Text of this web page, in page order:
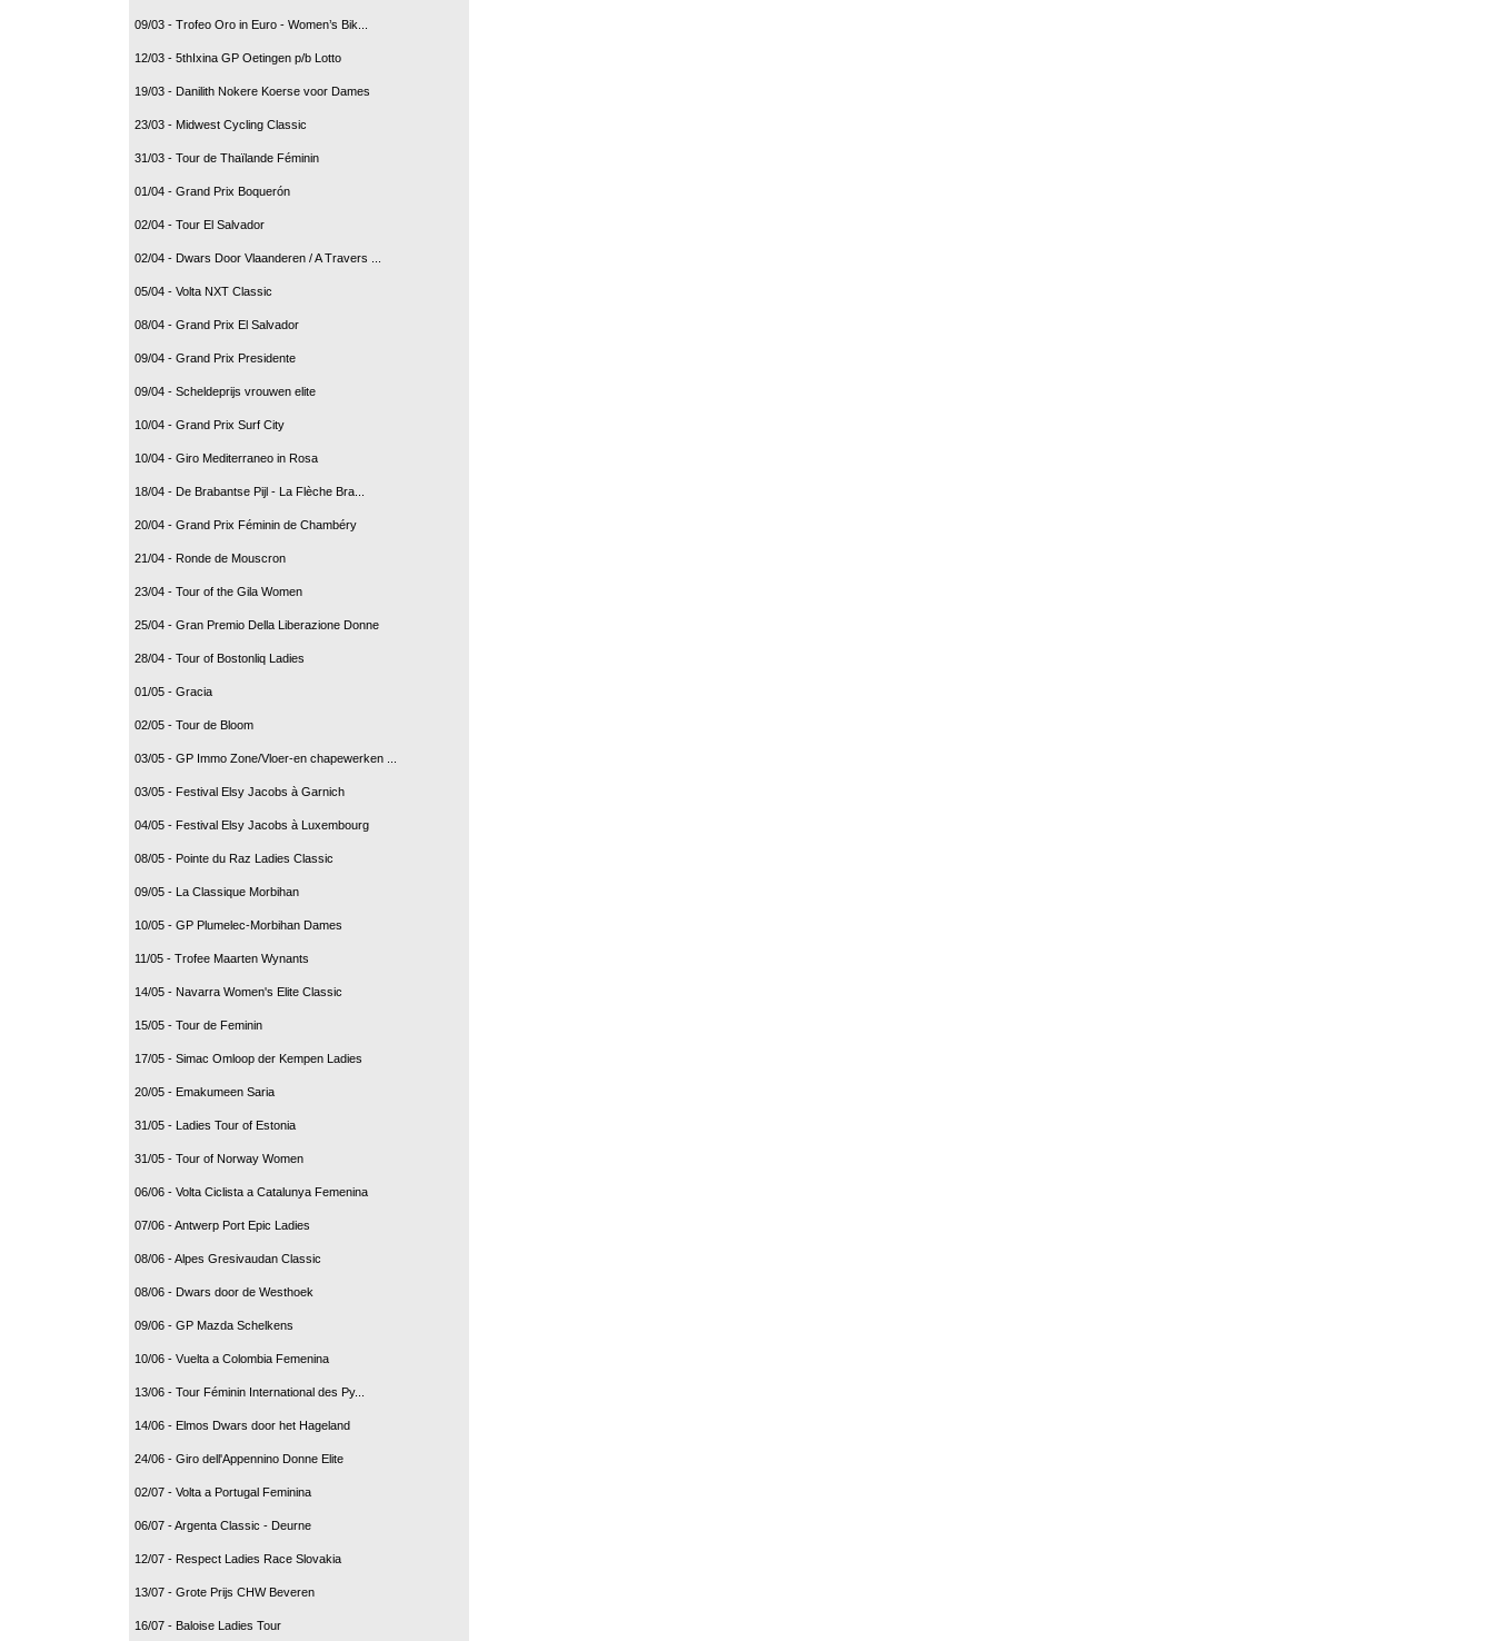
09/03 - Trofeo Oro in Euro - Women’s Bik...
12/03 - 5thIxina GP Oetingen p/b Lotto
19/03 - Danilith Nokere Koerse voor Dames
23/03 - Midwest Cycling Classic
31/03 - Tour de Thaïlande Féminin
01/04 - Grand Prix Boquerón
02/04 - Tour El Salvador
02/04 - Dwars Door Vlaanderen / A Travers ...
05/04 - Volta NXT Classic
08/04 - Grand Prix El Salvador
09/04 - Grand Prix Presidente
09/04 - Scheldeprijs vrouwen elite
10/04 - Grand Prix Surf City
10/04 - Giro Mediterraneo in Rosa
18/04 - De Brabantse Pijl - La Flèche Bra...
20/04 - Grand Prix Féminin de Chambéry
21/04 - Ronde de Mouscron
23/04 - Tour of the Gila Women
25/04 - Gran Premio Della Liberazione Donne
28/04 - Tour of Bostonliq Ladies
01/05 - Gracia
02/05 - Tour de Bloom
03/05 - GP Immo Zone/Vloer-en chapewerken ...
03/05 - Festival Elsy Jacobs à Garnich
04/05 - Festival Elsy Jacobs à Luxembourg
08/05 - Pointe du Raz Ladies Classic
09/05 - La Classique Morbihan
10/05 - GP Plumelec-Morbihan Dames
11/05 - Trofee Maarten Wynants
14/05 - Navarra Women's Elite Classic
15/05 - Tour de Feminin
17/05 - Simac Omloop der Kempen Ladies
20/05 - Emakumeen Saria
31/05 - Ladies Tour of Estonia
31/05 - Tour of Norway Women
06/06 - Volta Ciclista a Catalunya Femenina
07/06 - Antwerp Port Epic Ladies
08/06 - Alpes Gresivaudan Classic
08/06 - Dwars door de Westhoek
09/06 - GP Mazda Schelkens
10/06 - Vuelta a Colombia Femenina
13/06 - Tour Féminin International des Py...
14/06 - Elmos Dwars door het Hageland
24/06 - Giro dell'Appennino Donne Elite
02/07 - Volta a Portugal Feminina
06/07 - Argenta Classic - Deurne
12/07 - Respect Ladies Race Slovakia
13/07 - Grote Prijs CHW Beveren
16/07 - Baloise Ladies Tour